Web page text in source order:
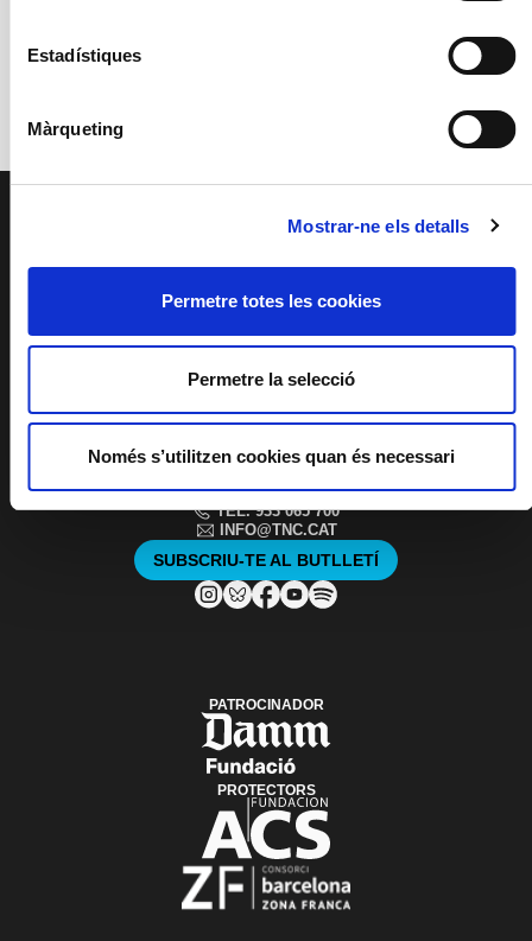
Estadístiques
Màrqueting
Mostrar-ne els detalls
Permetre totes les cookies
Permetre la selecció
Només s’utilitzen cookies quan és necessari
PAGE FOOTER
SOCIAL
MECENATGE
SISTEMA INTERN
D'ALERTES DEL
PLAÇA DE LES ARTS, 1 08013 BARCELONA
TEL. 933 065 700
INFO@TNC.CAT
SUBSCRIU-TE AL BUTLLETÍ
PATROCINADOR
PROTECTORS